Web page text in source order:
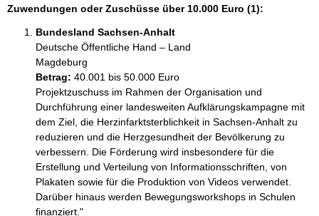
Zuwendungen oder Zuschüsse über 10.000 Euro (1):
Bundesland Sachsen-Anhalt
Deutsche Öffentliche Hand – Land
Magdeburg
Betrag: 40.001 bis 50.000 Euro
Projektzuschuss im Rahmen der Organisation und
Durchführung einer landesweiten Aufklärungskampagne mit
dem Ziel, die Herzinfarktsterblichkeit in Sachsen-Anhalt zu
reduzieren und die Herzgesundheit der Bevölkerung zu
verbessern. Die Förderung wird insbesondere für die
Erstellung und Verteilung von Informationsschriften, von
Plakaten sowie für die Produktion von Videos verwendet.
Darüber hinaus werden Bewegungsworkshops in Schulen